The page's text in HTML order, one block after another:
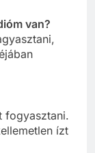
van?
fogyasztani.
ízt